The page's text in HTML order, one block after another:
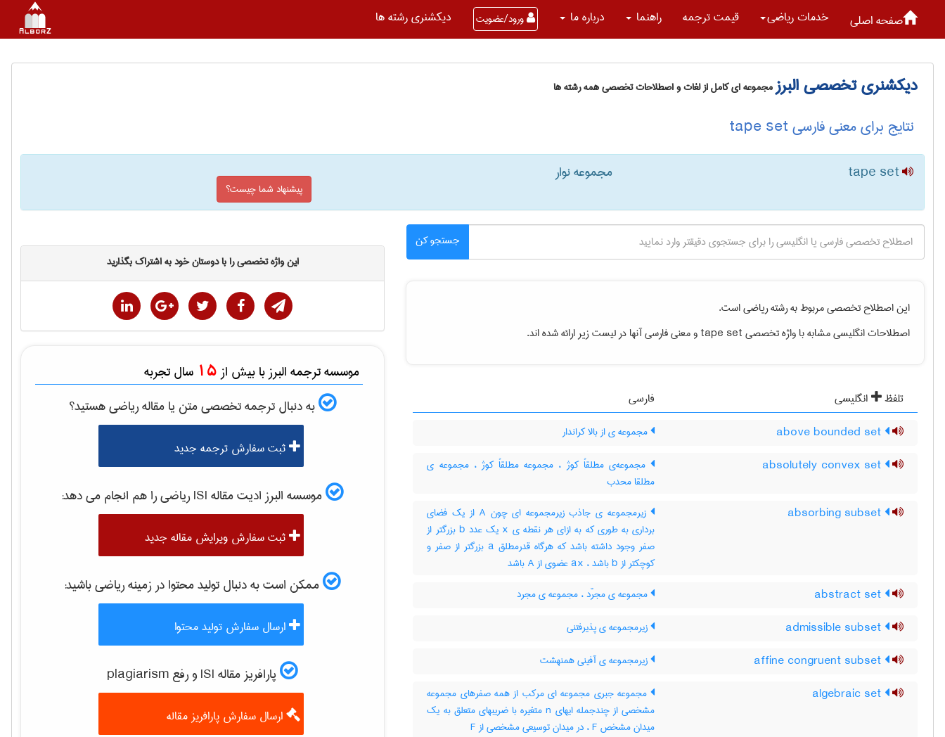
صفحه اصلی خدمات رياضی قیمت ترجمه راهنما درباره ما ورود/عضویت دیکشنری رشته ها
دیکشنری تخصصی البرزمجموعه ای کامل از لغات و اصطلاحات تخصصی همه رشته ها
نتایج برای معنی فارسی tape set
tape set مجموعه نوار
پیشنهاد شما چیست؟
جستجو کن
این اصطلاح تخصصی مربوط به رشتهرياضیاست.
اصطلاحات انگلیسی مشابه با واژه تخصصیtape setو معنی فارسی آنها در لیست زیر ارائه شده اند.
تلفظ انگلیسی
فارسی
مجموعه ی از بالا کراندار
مجموعه‌ی مطلقاً کوژ ، مجموعه مطلقاً کوژ ، مجموعه ی
مطلقا محدب
زیرمجموعه ی جاذب زیرمجموعه ای چون A از یک فضای
برداری به طوری که به ازای هر نقطه ی x یک عدد b بزرگتر از
صفر وجود داشته باشد که هرگاه قدرمطلق a بزرگتر از صفر و
کوچکتر از b باشد ، ax عضوی از A باشد
مجموعه ی مجرّد ، مجموعه ی مجرد
زیرمجموعه ی پذیرفتنی
زیرمجموعه ی آفینی همنهشت
مجموعه جبری مجموعه ای مرکب از همه صفرهای مجموعه
مشخصی از چندجمله ایهای n متغیره با ضریبهای متعلق به یک
میدان مشخص F ، در میدان توسیعی مشخصی از F
این واژه تخصصی را با دوستان خود به اشتراک بگذارید
موسسه ترجمه البرز با بیش از 15 سال تجربه
به دنبال ترجمه تخصصی متن یا مقالهرياضیهستید؟
ثبت سفارش ترجمه جدید
موسسه البرز ادیت مقاله ISI رياضیرا هم انجام می دهد:
ثبت سفارش ویرایش مقاله جدید
ممکن است به دنبال تولید محتوا در زمینهرياضیباشید:
ارسال سفارش تولید محتوا
پارافریز مقاله ISI و رفع plagiarism
ارسال سفارش پارافریز مقاله